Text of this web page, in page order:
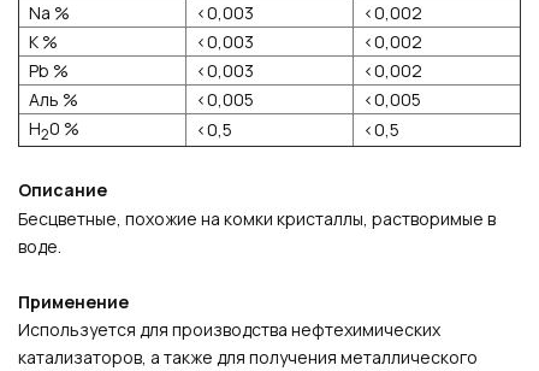
Na %
<0,003
<0,002
К %
<0,003
<0,002
Pb %
<0,003
<0,002
Аль %
<0,005
<0,005
H20 % <0,5 <0,5
Описание
Бесцветные, похожие на комки кристаллы, растворимые в
воде.
Применение
Используется для производства нефтехимических
катализаторов, а также для получения металлического